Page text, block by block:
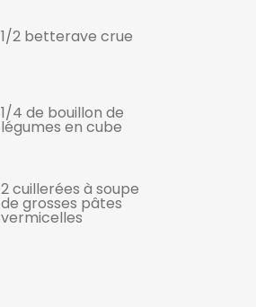
1/2 betterave crue
1/4 de bouillon de
légumes en cube
2 cuillerées à soupe
de grosses pâtes
vermicelles